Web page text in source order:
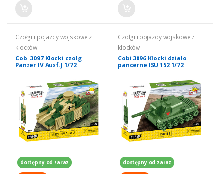
Czołgi i pojazdy wojskowe z
klocków
Cobi 3097 Klocki czołg
Panzer IV Ausf.J 1/72
dostępny od zaraz
Czołgi i pojazdy wojskowe z
klocków
Cobi 3096 Klocki działo
pancerne ISU 152 1/72
dostępny od zaraz